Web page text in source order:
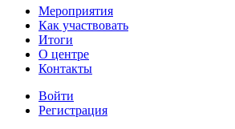
Мероприятия
Как участвовать
Итоги
О центре
Контакты
Войти
Регистрация